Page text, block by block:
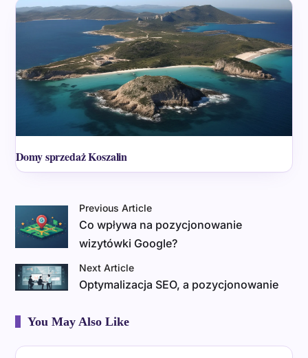
Domy sprzedaż Koszalin
Previous Article
Co wpływa na pozycjonowanie
wizytówki Google?
Next Article
Optymalizacja SEO, a pozycjonowanie
You May Also Like